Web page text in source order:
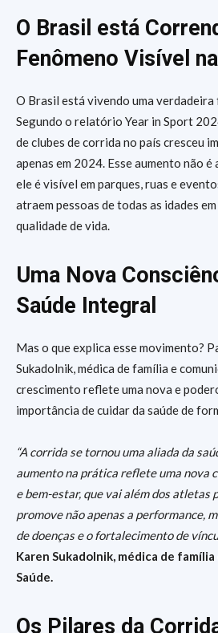
O Brasil está
Fenômeno Visível
O Brasil está vivendo uma
Segundo o relatório Year in Sport
de clubes de corrida no país cresceu
apenas em 2024. Esse aumento não
ele é visível em parques, ruas e
atraem pessoas de todas as idades em
qualidade de vida.
Uma Nova
Saúde Integral
Mas o que explica esse movimento?
Sukadolnik, médica de família e
crescimento reflete uma nova e
importância de cuidar da saúde de
“A corrida se tornou uma aliada da
aumento na prática reflete uma nova
e bem-estar, que vai além dos atletas
promove não apenas a performance,
de doenças e o fortalecimento de
Karen Sukadolnik, médica de família
Saúde.
Os Pilares da